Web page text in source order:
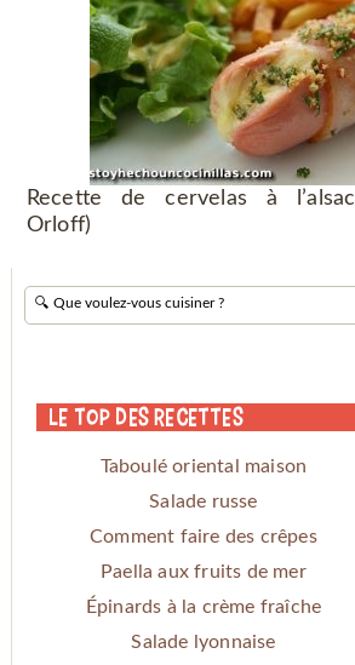
Recette de cervelas à
Orloff)
Le Top des Recettes
Taboulé oriental maison
Salade russe
Comment faire des crêpes
Paella aux fruits de mer
Épinards à la crème fraîche
Salade lyonnaise